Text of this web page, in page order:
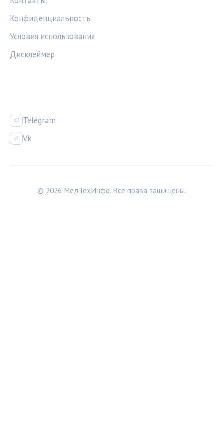
Конфиденциальность
Условия использования
Дисклеймер
Telegram
Vk
© 2026 МедТехИнфо. Все права защищены.